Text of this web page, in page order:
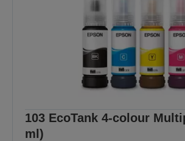
103 EcoTank 4-colour
ml)